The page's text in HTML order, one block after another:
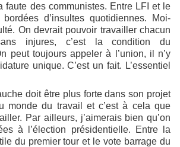
faute des communistes. Entre LFI et le
d’insultes quotidiennes. Moi-
On devrait pouvoir travailler chacun
injures, c’est la condition du
peut toujours appeler à l’union, il n’y
unique. C’est un fait. L’essentiel
doit être plus forte dans son projet
monde du travail et c’est à cela que
Par ailleurs, j’aimerais bien qu’on
à l’élection présidentielle. Entre la
du premier tour et le vote barrage du